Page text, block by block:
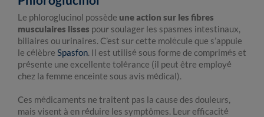
Le phloroglucinol possède une action sur les fibres
musculaires lisses pour soulager les spasmes intestinaux,
biliaires ou urinaires. C’est sur cette molécule que s’appuie
le célèbre Spasfon. Il est utilisé sous forme de comprimés et
présente une excellente tolérance (il peut être employé
chez la femme enceinte sous avis médical).
Ces médicaments ne traitent pas la cause des douleurs,
mais visent à en réduire les symptômes. Leur efficacité